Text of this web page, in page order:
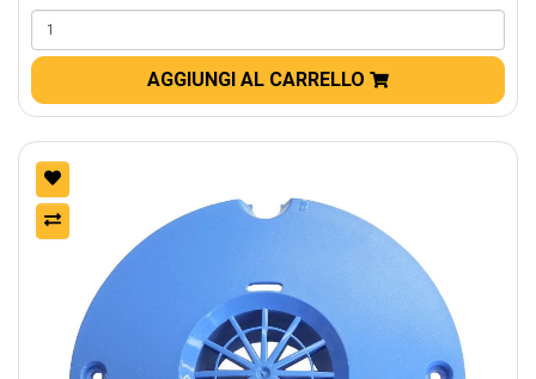
AGGIUNGI AL CARRELLO